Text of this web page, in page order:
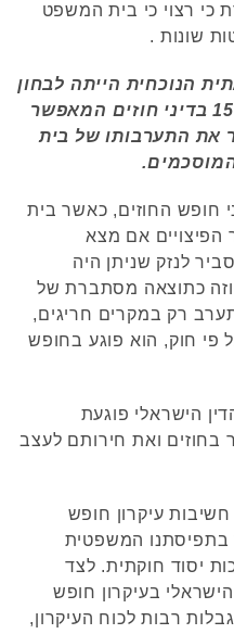
כי רצוי כי בית המשפט
שונות .
הנוכחית הייתה לבחון
את הסייגים שעולים מסעיף 15 בדיני חוזים המאפשר
את התערבותו של בית
חופש החוזים, כאשר בית
אם מצא
לנזק שניתן היה
כתוצאה מסתברת של
רק במקרים חריגים,
פי חוק, הוא פוגע בחופש
הישראלי פוגעת
ואת חירותם לעצב
עיקרון חופש
בתפיסתנו המשפטית
יסוד חוקתית. לצד
בעיקרון חופש
רבות לכוח העיקרון,